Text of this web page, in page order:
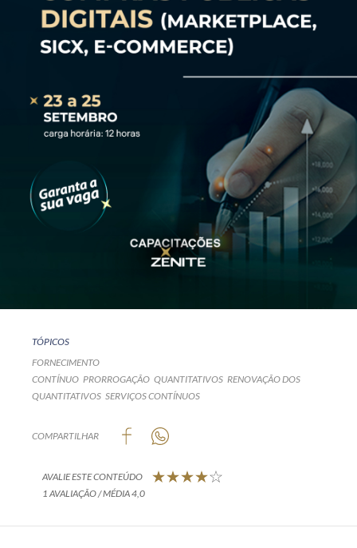
TÓPICOS
FORNECIMENTO
CONTÍNUO PRORROGAÇÃO QUANTITATIVOS RENOVAÇÃO DOS
QUANTITATIVOS SERVIÇOS CONTÍNUOS
COMPARTILHAR
AVALIE ESTE CONTEÚDO
1 AVALIAÇÃO / MÉDIA 4,0